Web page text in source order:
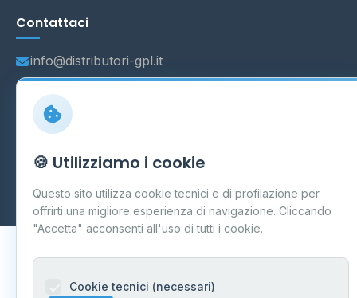
Contattaci
info@distributori-gpl.it
Carpi P.IVA 03859300364
Dati forniti da Ministero delle Imprese e del Made in Italy
Aggiornamento quotidiano
🍪 Utilizziamo i cookie
Questo sito utilizza cookie tecnici e di profilazione per
offrirti una migliore esperienza di navigazione. Cliccando
"Accetta" acconsenti all'uso di tutti i cookie.
Cookie tecnici (necessari)